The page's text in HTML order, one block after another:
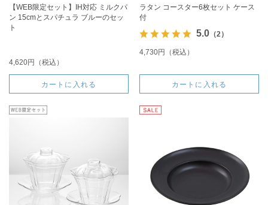
【WEB限定セット】IH対応 ミルクパ
ン 15cmとスパチュラ ブルーのセッ
ト
4,620円（税込）
カートに入れる
ラタン コースター6枚セット ケース
付
5.0（2）
4,730円（税込）
カートに入れる